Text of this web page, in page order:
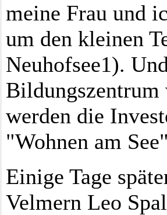
meine Frau und
um den kleinen
Neuhofsee1).
Bildungszentrum
werden die
"Wohnen am
Einige Tage
Velmern Leo